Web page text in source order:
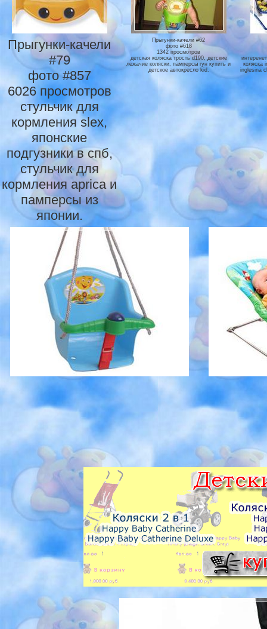
Прыгунки-качели
#79
фото #857
6026 просмотров
стульчик для
кормления slex,
японские
подгузники в спб,
стульчик для
кормления aprica и
памперсы из
японии.
Прыгунки-качели #62
фото #618
1342 просмотров
детская коляска трость d190, детские
лежачие коляски, памперсы гун купить и
детское автокресло kid.
коляска
inglesina